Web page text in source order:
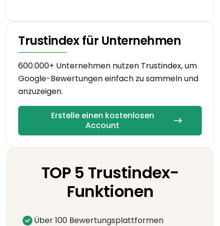
Trustindex für Unternehmen
600.000+ Unternehmen nutzen Trustindex, um
Google-Bewertungen einfach zu sammeln und
anzuzeigen.
Erstelle einen kostenlosen
Account
TOP 5 Trustindex-
Funktionen
Über 100 Bewertungsplattformen